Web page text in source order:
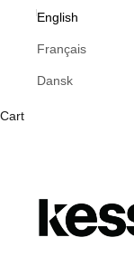
English
Français
Dansk
Cart